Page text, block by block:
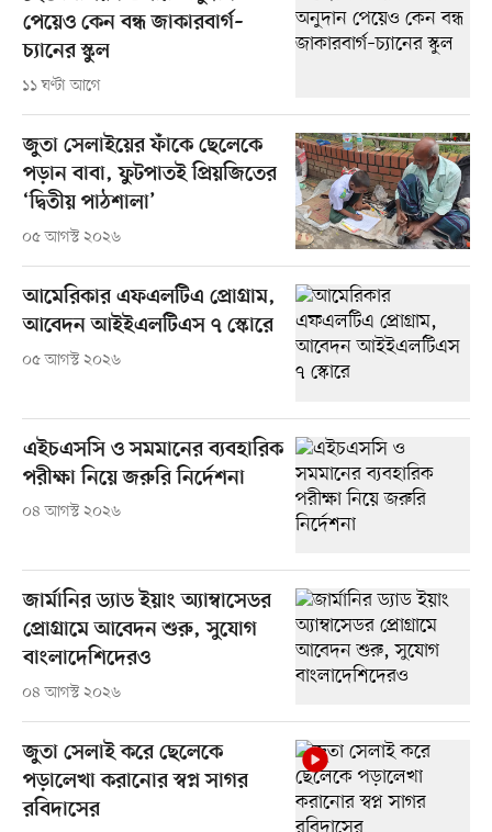
পেয়েও কেন বন্ধ জাকারবার্গ–
চ্যানের স্কুল
১১ ঘণ্টা আগে
জুতা সেলাইয়ের ফাঁকে ছেলেকে
পড়ান বাবা, ফুটপাতই প্রিয়জিতের
‘দ্বিতীয় পাঠশালা’
০৫ আগস্ট ২০২৬
আমেরিকার এফএলটিএ প্রোগ্রাম,
আবেদন আইইএলটিএস ৭ স্কোরে
০৫ আগস্ট ২০২৬
এইচএসসি ও সমমানের ব্যবহারিক
পরীক্ষা নিয়ে জরুরি নির্দেশনা
০৪ আগস্ট ২০২৬
জার্মানির ড্যাড ইয়াং অ্যাম্বাসেডর
প্রোগ্রামে আবেদন শুরু, সুযোগ
বাংলাদেশিদেরও
০৪ আগস্ট ২০২৬
জুতা সেলাই করে ছেলেকে
পড়ালেখা করানোর স্বপ্ন সাগর
রবিদাসের